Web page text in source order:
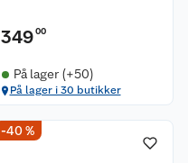
34900
På lager (+50)
På lager i 30 butikker
-40 %